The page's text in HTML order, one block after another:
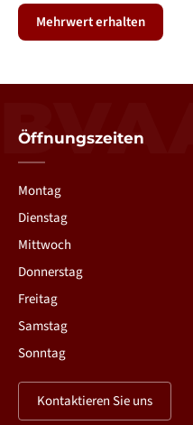
Mehrwert erhalten
BVAA
Öffnungszeiten
Montag
Dienstag
Mittwoch
Donnerstag
Freitag
Samstag
Sonntag
Kontaktieren Sie uns